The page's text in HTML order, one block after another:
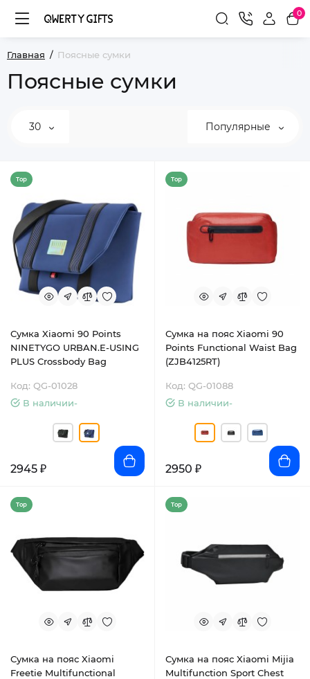
0
Главная Поясные сумки
Поясные сумки
30 Популярные
Top
Сумка Xiaomi 90 Points
NINETYGO URBAN.E-USING
PLUS Crossbody Bag
Код: QG-01028
В наличии-
2945 ₽
Top
Сумка на пояс Xiaomi 90
Points Functional Waist Bag
(ZJB4125RT)
Код: QG-01088
В наличии-
2950 ₽
Top
Сумка на пояс Xiaomi
Freetie Multifunctional
Top
Сумка на пояс Xiaomi Mijia
Multifunction Sport Chest